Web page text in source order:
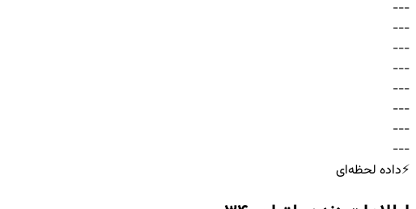
-
-
-
-
-
-
-
-
-
-
-
-
-
-
-
-
-
-
-
-
-
-
-
-
⚡داده لحظه‌ای